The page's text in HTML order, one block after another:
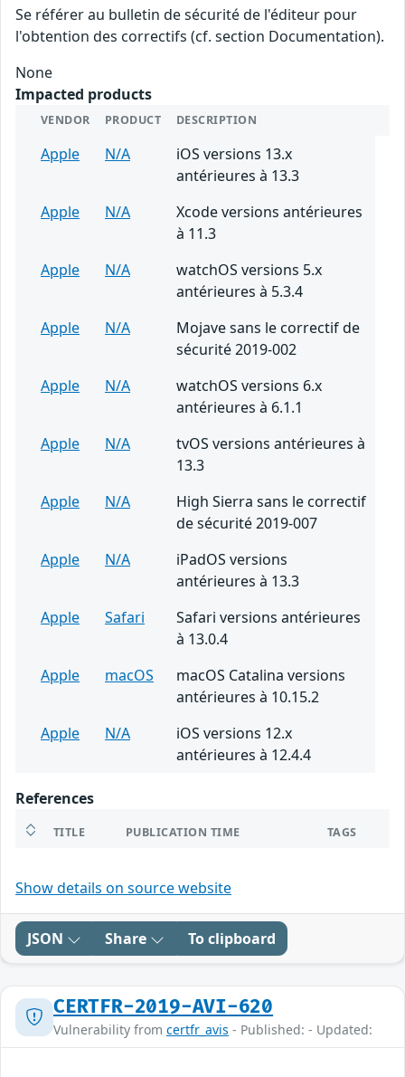
Se référer au bulletin de sécurité de l'éditeur pour
l'obtention des correctifs (cf. section Documentation).
None
Impacted products
VENDOR PRODUCT DESCRIPTION
Apple N/A
iOS versions 13.x
antérieures à 13.3
Apple
N/A
Xcode versions antérieures
à 11.3
Apple
N/A
watchOS versions 5.x
antérieures à 5.3.4
Apple
N/A
Mojave sans le correctif de
sécurité 2019-002
Apple
N/A
watchOS versions 6.x
antérieures à 6.1.1
Apple
N/A
tvOS versions antérieures à
13.3
Apple
N/A
High Sierra sans le correctif
de sécurité 2019-007
Apple
N/A
iPadOS versions
antérieures à 13.3
Apple
Safari
Safari versions antérieures
à 13.0.4
Apple
macOS
macOS Catalina versions
antérieures à 10.15.2
Apple
N/A
iOS versions 12.x
antérieures à 12.4.4
References
TITLE PUBLICATION TIME TAGS
Show details on source website
JSON Share To clipboard
CERTFR-2019-AVI-620
Vulnerability from certfr_avis - Published: - Updated: